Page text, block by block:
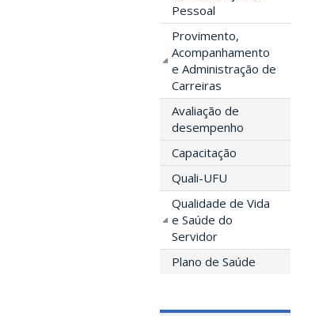
Pessoal
Provimento,
Acompanhamento
e Administração de
Carreiras
Avaliação de
desempenho
Capacitação
Quali-UFU
Qualidade de Vida
e Saúde do
Servidor
Plano de Saúde